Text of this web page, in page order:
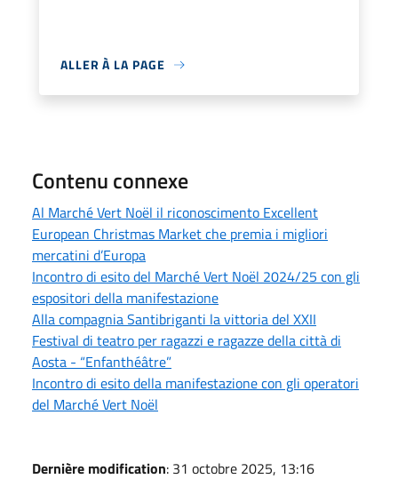
ALLER À LA PAGE
Contenu connexe
Al Marché Vert Noël il riconoscimento Excellent
European Christmas Market che premia i migliori
mercatini d’Europa
Incontro di esito del Marché Vert Noël 2024/25 con gli
espositori della manifestazione
Alla compagnia Santibriganti la vittoria del XXII
Festival di teatro per ragazzi e ragazze della città di
Aosta - “Enfanthéâtre”
Incontro di esito della manifestazione con gli operatori
del Marché Vert Noël
Dernière modification: 31 octobre 2025, 13:16